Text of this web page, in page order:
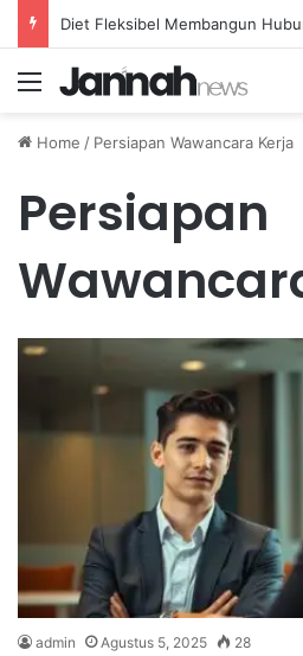
Menu
Home / Persiapan Wawancara Kerja
Persiapan
admin Agustus 5, 2025 28